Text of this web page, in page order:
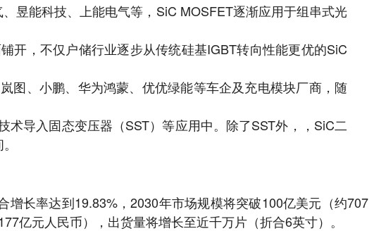
昱能科技、上能电气等，SiC MOSFET逐渐应用于组串式光
开，不仅户储行业逐步从传统硅基IGBT转向性能更优的SiC
图、小鹏、华为鸿蒙、优优绿能等车企及充电模块厂商，随
导入固态变压器（SST）等应用中。除了SST外，，SiC二
长率达到19.83%，2030年市场规模将突破100亿美元（约707
亿元人民币），出货量将增长至近千万片（折合6英寸）。